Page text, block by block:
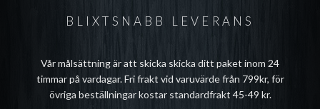
BLIXTSNABB LEVERANS
Vår målsättning är att skicka skicka ditt paket inom 24
timmar på vardagar. Fri frakt vid varuvärde från 799kr, för
övriga beställningar kostar standardfrakt 45-49 kr.